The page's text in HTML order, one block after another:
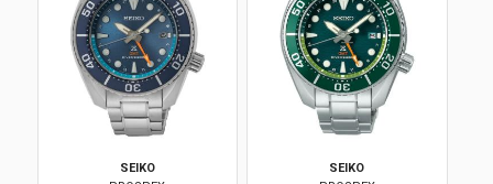
SEIKO
SEIKO